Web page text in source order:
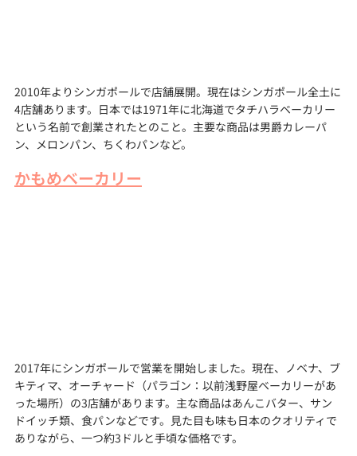
2010年よりシンガポールで店舗展開。現在はシンガポール全土に
4店舗あります。日本では1971年に北海道でタチハラベーカリー
という名前で創業されたとのこと。主要な商品は男爵カレーパ
ン、メロンパン、ちくわパンなど。
かもめベーカリー
2017年にシンガポールで営業を開始しました。現在、ノベナ、ブ
キティマ、オーチャード（パラゴン：以前浅野屋ベーカリーがあ
った場所）の3店舗があります。主な商品はあんこバター、サン
ドイッチ類、食パンなどです。見た目も味も日本のクオリティで
ありながら、一つ約3ドルと手頃な価格です。